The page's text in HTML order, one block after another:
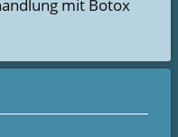
mit Botox